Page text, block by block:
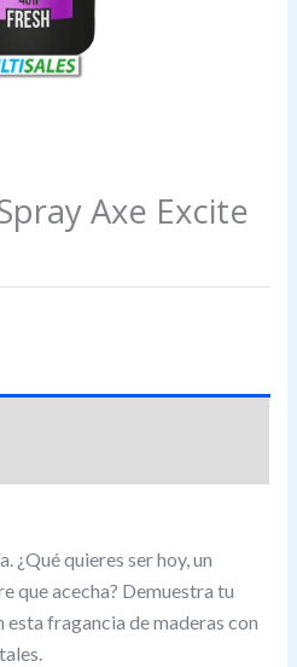
Axe Excite
¿Qué quieres ser hoy, un
que acecha? Demuestra tu
fragancia de maderas con